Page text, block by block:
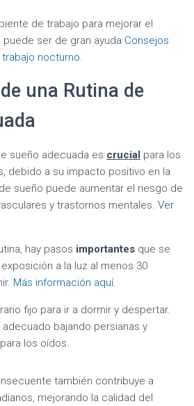
de trabajo para mejorar el
ser de gran ayuda Consejos
nocturno.
una Rutina de
sueño adecuada es crucial para los
debido a su impacto positivo en la
sueño puede aumentar el riesgo de
y trastornos mentales. Ver
hay pasos importantes que se
a la luz al menos 30
Más información aquí.
fijo para ir a dormir y despertar.
adecuado bajando persianas y
los oídos.
también contribuye a
mejorando la calidad del